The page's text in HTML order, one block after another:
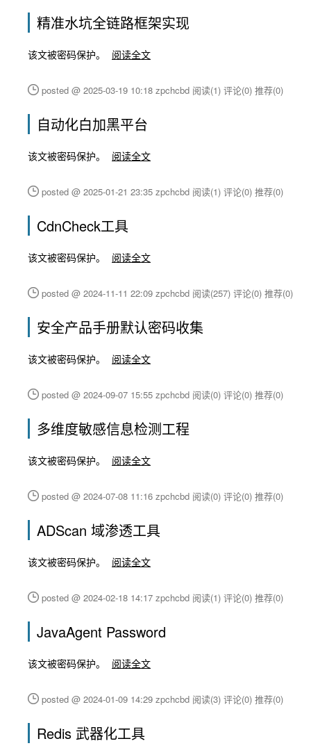
精准水坑全链路框架实现
该文被密码保护。 阅读全文
posted @ 2025-03-19 10:18 zpchcbd 阅读(1) 评论(0) 推荐(0)
自动化白加黑平台
该文被密码保护。 阅读全文
posted @ 2025-01-21 23:35 zpchcbd 阅读(1) 评论(0) 推荐(0)
CdnCheck工具
该文被密码保护。 阅读全文
posted @ 2024-11-11 22:09 zpchcbd 阅读(257) 评论(0) 推荐(0)
安全产品手册默认密码收集
该文被密码保护。 阅读全文
posted @ 2024-09-07 15:55 zpchcbd 阅读(0) 评论(0) 推荐(0)
多维度敏感信息检测工程
该文被密码保护。 阅读全文
posted @ 2024-07-08 11:16 zpchcbd 阅读(0) 评论(0) 推荐(0)
ADScan 域渗透工具
该文被密码保护。 阅读全文
posted @ 2024-02-18 14:17 zpchcbd 阅读(1) 评论(0) 推荐(0)
JavaAgent Password
该文被密码保护。 阅读全文
posted @ 2024-01-09 14:29 zpchcbd 阅读(3) 评论(0) 推荐(0)
Redis 武器化工具